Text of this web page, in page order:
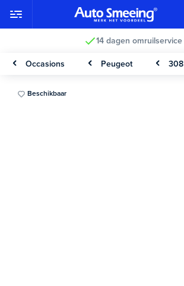
14 dagen omruilservice
Occasions Peugeot 308
Beschikbaar